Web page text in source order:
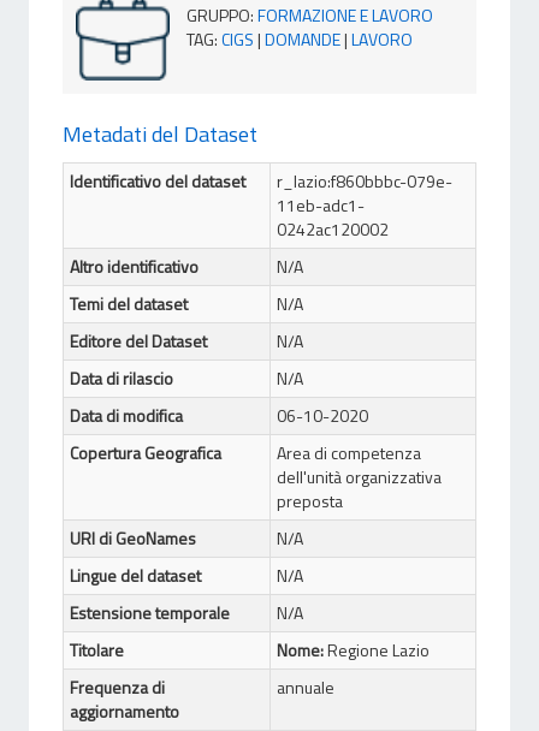
GRUPPO:FORMAZIONE E LAVORO
TAG:CIGS|DOMANDE|LAVORO
Metadati del Dataset
Identificativo del dataset
r_lazio:f860bbbc-079e-
11eb-adc1-
0242ac120002
Altro identificativo
N/A
Temi del dataset
N/A
Editore del Dataset
N/A
Data di rilascio
N/A
Data di modifica
06-10-2020
Copertura Geografica
Area di competenza
dell'unità organizzativa
preposta
URI di GeoNames
N/A
Lingue del dataset
N/A
Estensione temporale
N/A
Titolare
Nome:Regione Lazio
Frequenza di
aggiornamento
annuale